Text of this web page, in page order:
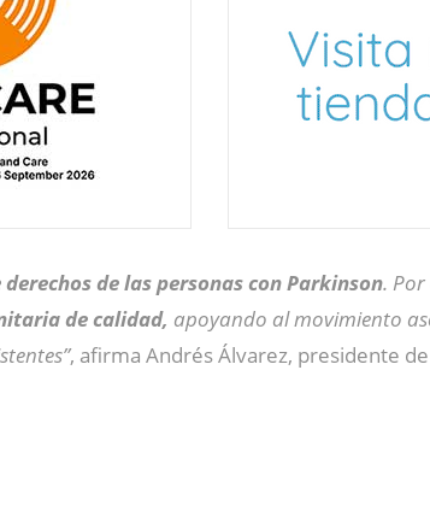
derechos de las personas con Parkinson. Por
de calidad, apoyando al movimiento
, afirma Andrés Álvarez, presidente